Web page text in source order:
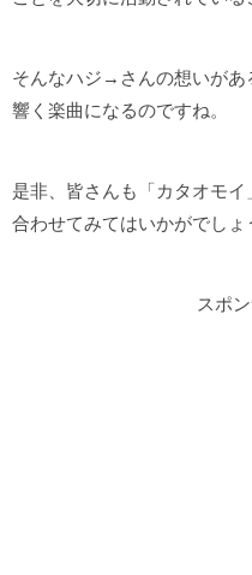
そんなハジ→さんの想いがあ
響く楽曲になるのですね。
是非、皆さんも「カタオモ
合わせてみてはいかがでしょ
スポ